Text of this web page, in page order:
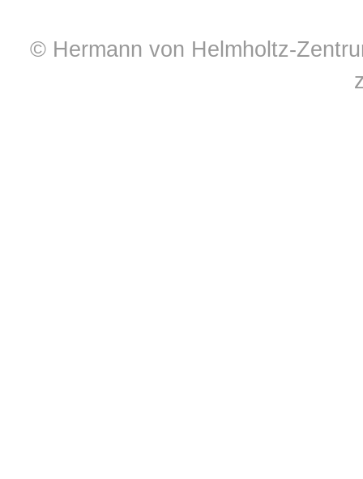
© Hermann von Helmholtz-